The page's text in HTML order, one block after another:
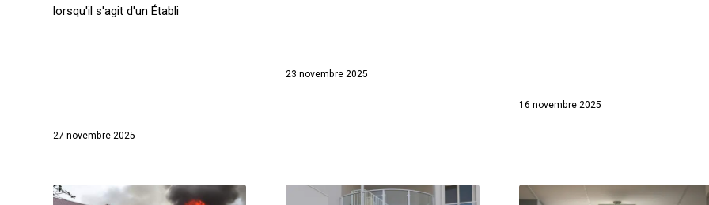
lorsqu'il s'agit d'un Établi
27 novembre 2025
23 novembre 2025
16 novembre 2025